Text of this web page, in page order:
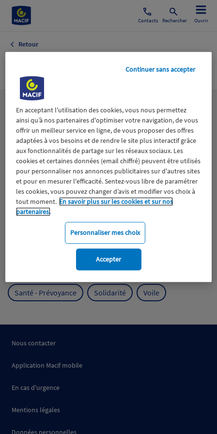
Contacts Rechercher Ouvrir
Retour
Lesthématiques
Aidants Catastrophes naturelles Climat
ESS
Expérience clients Fondation Macif Jeunesse
Mobilité
Protection de l'environnement
Protection des océans Prévention
Santé - Prévoyance Solidarité Voile
Nous contacter
Application Macif mobile
En cas d'urgence
Mentions légales
Données personnelles
En acceptant l'utilisation des cookies, vous nous permettez
ainsi qu’à nos partenaires d'optimiser votre navigation, de vous
offrir un meilleur service en ligne, de vous proposer des offres
adaptées à vos besoins et de rendre le site plus interactif grâce
aux fonctionnalités de partage sur les réseaux sociaux. Les
cookies et certaines données (email chiffré) peuvent être utilisés
pour personnaliser nos annonces publicitaires sur d'autres sites
et pour en mesurer l'efficacité. Sentez-vous libre de paramétrer
les cookies, vous pouvez changer d’avis et modifier vos choix à
tout moment. En savoir plus sur les cookies et sur nos
partenaires.
Personnaliser mes choix
Continuer sans accepter
Accepter